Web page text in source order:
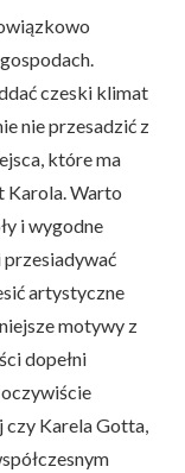
czeski klimat
nie przesadzić z
które ma
Karola. Warto
i wygodne
przesiadywać
artystyczne
motywy z
dopełni
Karela Gotta,